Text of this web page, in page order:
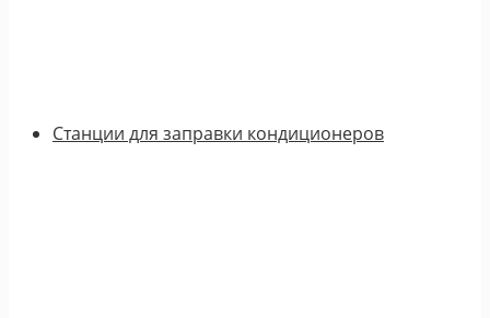
Станции для заправки кондиционеров